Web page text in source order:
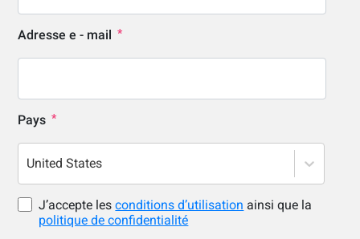
Adresse e - mail
Pays
United States
J’accepte lesconditions d’utilisation ainsi que la
politique de confidentialité